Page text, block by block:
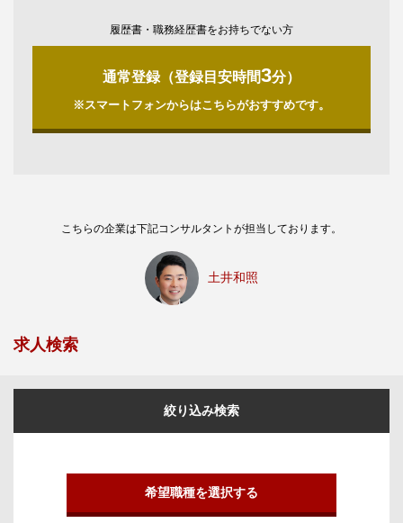
履歴書・職務経歴書をお持ちでない方
通常登録（登録目安時間3分）
※スマートフォンからはこちらがおすすめです。
こちらの企業は下記コンサルタントが担当しております。
土井和照
求人検索
絞り込み検索
希望職種を選択する